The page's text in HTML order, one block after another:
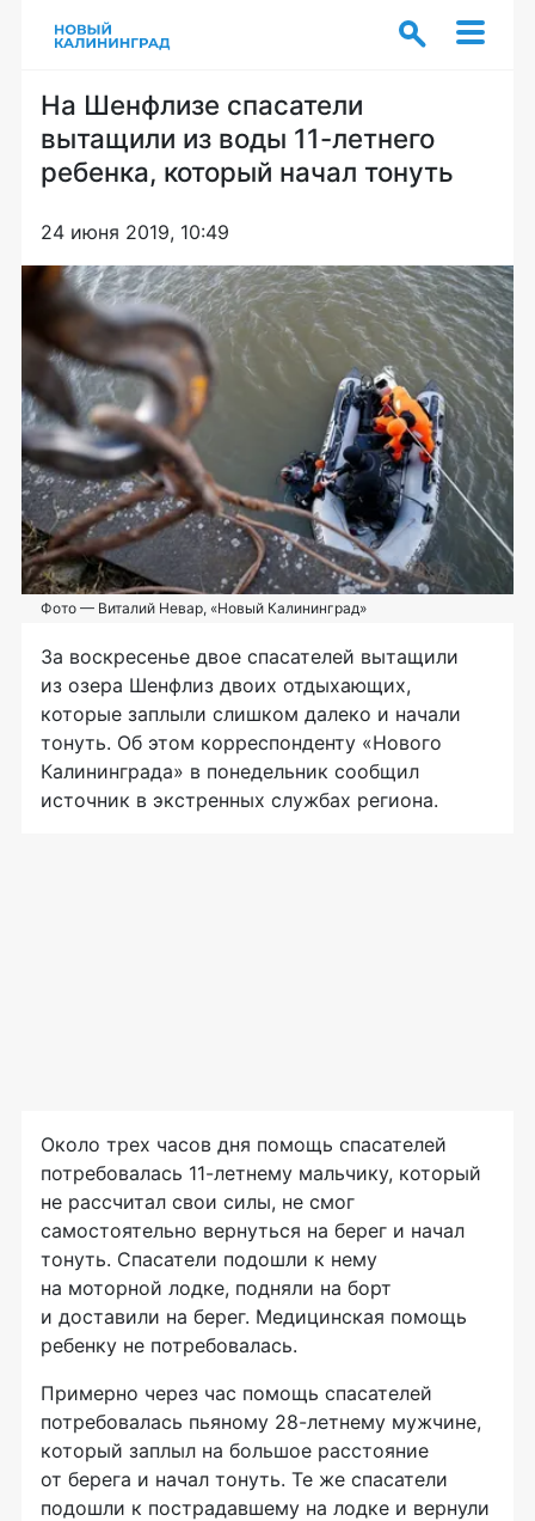
На Шенфлизе спасатели
вытащили из воды 11-летнего
ребенка, который начал тонуть
24 июня 2019, 10:49
Фото — Виталий Невар, «Новый Калининград»
За воскресенье двое спасателей вытащили
из озера Шенфлиз двоих отдыхающих,
которые заплыли слишком далеко и начали
тонуть. Об этом корреспонденту «Нового
Калининграда» в понедельник сообщил
источник в экстренных службах региона.
Около трех часов дня помощь спасателей
потребовалась 11-летнему мальчику, который
не рассчитал свои силы, не смог
самостоятельно вернуться на берег и начал
тонуть. Спасатели подошли к нему
на моторной лодке, подняли на борт
и доставили на берег. Медицинская помощь
ребенку не потребовалась.
Примерно через час помощь спасателей
потребовалась пьяному 28-летнему мужчине,
который заплыл на большое расстояние
от берега и начал тонуть. Те же спасатели
подошли к пострадавшему на лодке и вернули